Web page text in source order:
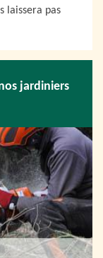
laissera pas
jardiniers